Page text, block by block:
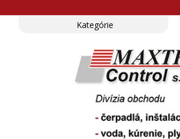
Kategórie